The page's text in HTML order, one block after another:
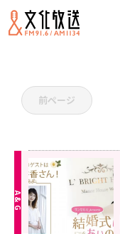
前ページ